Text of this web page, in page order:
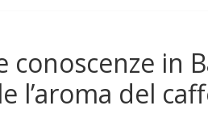
in
l’aroma del